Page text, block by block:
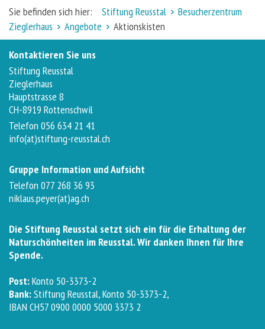
Sie befinden sich hier: Stiftung Reusstal
Besucherzentrum
Zieglerhaus
Angebote Aktionskisten
Kontaktieren Sie uns
Stiftung Reusstal
Zieglerhaus
Hauptstrasse 8
CH-8919 Rottenschwil
Telefon 056 634 21 41
info(at)stiftung-reusstal.ch
Gruppe Information und Aufsicht
Telefon 077 268 36 93
niklaus.peyer(at)ag.ch
Die Stiftung Reusstal setzt sich ein für die Erhaltung der
Naturschönheiten im Reusstal. Wir danken Ihnen für Ihre
Spende.
Post:Konto 50-3373-2
Bank:Stiftung Reusstal, Konto 50-3373-2,
IBAN CH57 0900 0000 5000 3373 2